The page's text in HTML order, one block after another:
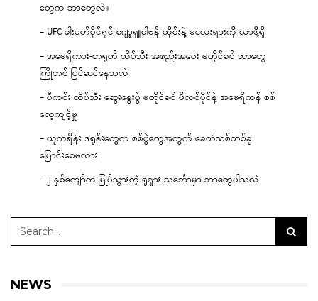
တွေက ဘာတွေလဲ။
– UFC ခါးပတ်ပိုင်ရှင် ဂျော့ရှူဝါဗန် ထိုင်းနဲ့ မလေးရှားကို လာဖို့ရှိ
– အမေရိကား-တရုတ် ထိပ်သီး အစည်းအဝေး မတိုင်ခင် ဘာတွေ
ကြိုတင် ပြင်ဆင်နေသလဲ
– ပီကင်း ထိပ်သီး ဆွေးနွေးပွဲ မတိုင်ခင် ဖိလစ်ပိုင်နဲ့ အမေရိကန် စစ်
လေ့ကျင့်မှု
– ယူကရိန်း ဒရုန်းတွေက စစ်ပွဲတွေအတွက် ခေတ်သစ်တစ်ခု
ပြောင်းစေမလား
– ၂ နှစ်ကျော်က မြုပ်သွားတဲ့ ရုရှား သင်္ဘောမှာ ဘာတွေပါသလဲ
NEWS